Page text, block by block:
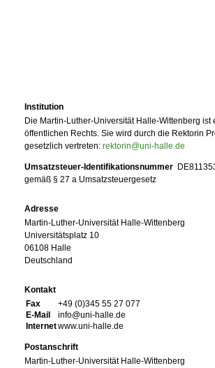
Institution
Die Martin-Luther-Universität Halle-Wittenberg ist
öffentlichen Rechts. Sie wird durch die Rektorin
gesetzlich vertreten: rektorin@uni-halle.de
Umsatzsteuer-Identifikationsnummer
gemäß § 27 a Umsatzsteuergesetz
Adresse
Martin-Luther-Universität Halle-Wittenberg
Universitätsplatz 10
06108 Halle
Deutschland
Kontakt
Fax
+49 (0)345 55 27 077
E-Mail
info@uni-halle.de
Internetwww.uni-halle.de
Postanschrift
Martin-Luther-Universität Halle-Wittenberg